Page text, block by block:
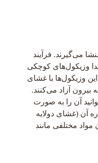
می‌گیرند. فرآیند
وزیکول‌های کوچکی
وزیکول‌ها با غشای
آزاد می‌کنند.
آن را به صورت
آن (غشای دولایه
مختلفی مانند